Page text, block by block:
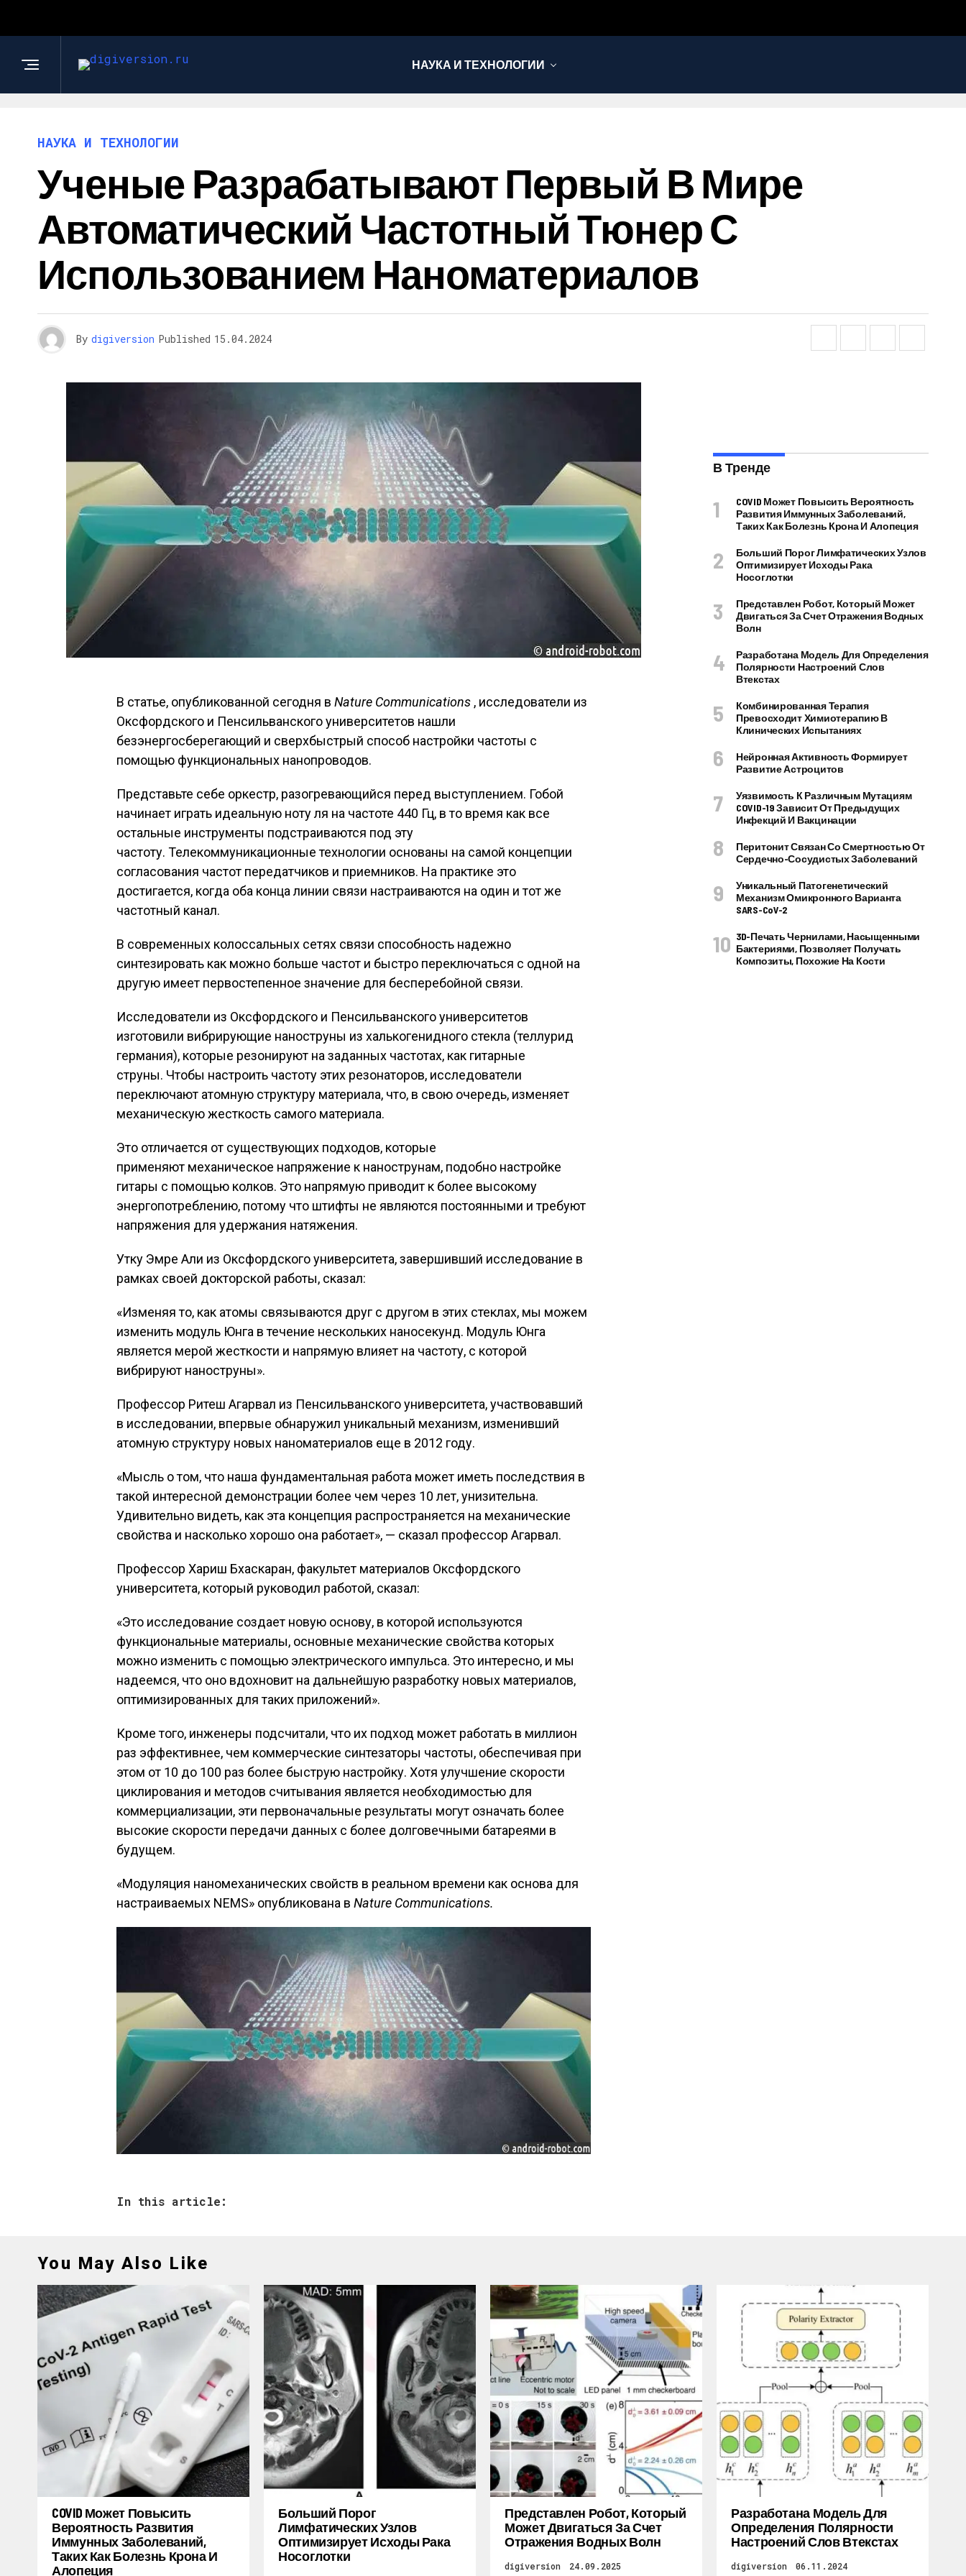
НАУКА И ТЕХНОЛОГИИ
НАУКА И ТЕХНОЛОГИИ
Ученые Разрабатывают Первый В Мире
Автоматический Частотный Тюнер С
Использованием Наноматериалов
By digiversion Published 15.04.2024
В статье, опубликованной сегодня в Nature Communications , исследователи из
Оксфордского и Пенсильванского университетов нашли
безэнергосберегающий и сверхбыстрый способ настройки частоты с
помощью функциональных нанопроводов.
Представьте себе оркестр, разогревающийся перед выступлением. Гобой
начинает играть идеальную ноту ля на частоте 440 Гц, в то время как все
остальные инструменты подстраиваются под эту
частоту. Телекоммуникационные технологии основаны на самой концепции
согласования частот передатчиков и приемников. На практике это
достигается, когда оба конца линии связи настраиваются на один и тот же
частотный канал.
В современных колоссальных сетях связи способность надежно
синтезировать как можно больше частот и быстро переключаться с одной на
другую имеет первостепенное значение для бесперебойной связи.
Исследователи из Оксфордского и Пенсильванского университетов
изготовили вибрирующие наноструны из халькогенидного стекла (теллурид
германия), которые резонируют на заданных частотах, как гитарные
струны. Чтобы настроить частоту этих резонаторов, исследователи
переключают атомную структуру материала, что, в свою очередь, изменяет
механическую жесткость самого материала.
Это отличается от существующих подходов, которые
применяют механическое напряжение к нанострунам, подобно настройке
гитары с помощью колков. Это напрямую приводит к более высокому
энергопотреблению, потому что штифты не являются постоянными и требуют
напряжения для удержания натяжения.
Утку Эмре Али из Оксфордского университета, завершивший исследование в
рамках своей докторской работы, сказал:
«Изменяя то, как атомы связываются друг с другом в этих стеклах, мы можем
изменить модуль Юнга в течение нескольких наносекунд. Модуль Юнга
является мерой жесткости и напрямую влияет на частоту, с которой
вибрируют наноструны».
Профессор Ритеш Агарвал из Пенсильванского университета, участвовавший
в исследовании, впервые обнаружил уникальный механизм, изменивший
атомную структуру новых наноматериалов еще в 2012 году.
«Мысль о том, что наша фундаментальная работа может иметь последствия в
такой интересной демонстрации более чем через 10 лет, унизительна.
Удивительно видеть, как эта концепция распространяется на механические
свойства и насколько хорошо она работает», — сказал профессор Агарвал.
Профессор Хариш Бхаскаран, факультет материалов Оксфордского
университета, который руководил работой, сказал:
«Это исследование создает новую основу, в которой используются
функциональные материалы, основные механические свойства которых
можно изменить с помощью электрического импульса. Это интересно, и мы
надеемся, что оно вдохновит на дальнейшую разработку новых материалов,
оптимизированных для таких приложений».
Кроме того, инженеры подсчитали, что их подход может работать в миллион
раз эффективнее, чем коммерческие синтезаторы частоты, обеспечивая при
этом от 10 до 100 раз более быструю настройку. Хотя улучшение скорости
циклирования и методов считывания является необходимостью для
коммерциализации, эти первоначальные результаты могут означать более
высокие скорости передачи данных с более долговечными батареями в
будущем.
«Модуляция наномеханических свойств в реальном времени как основа для
настраиваемых NEMS» опубликована в Nature Communications.
In this article:
В Тренде
COVID Может Повысить Вероятность
Развития Иммунных Заболеваний,
Таких Как Болезнь Крона И Алопеция
Больший Порог Лимфатических Узлов
Оптимизирует Исходы Рака
Носоглотки
Представлен Робот, Который Может
Двигаться За Счет Отражения Водных
Волн
Разработана Модель Для Определения
Полярности Настроений Слов
Втекстах
Комбинированная Терапия
Превосходит Химиотерапию В
Клинических Испытаниях
Нейронная Активность Формирует
Развитие Астроцитов
Уязвимость К Различным Мутациям
COVID-19 Зависит От Предыдущих
Инфекций И Вакцинации
Перитонит Связан Со Смертностью От
Сердечно-Сосудистых Заболеваний
Уникальный Патогенетический
Механизм Омикронного Варианта
SARS-CoV-2
3D-Печать Чернилами, Насыщенными
Бактериями, Позволяет Получать
Композиты, Похожие На Кости
You May Also Like
COVID Может Повысить
Вероятность Развития
Иммунных Заболеваний,
Таких Как Болезнь Крона И
Алопеция
Больший Порог
Лимфатических Узлов
Оптимизирует Исходы Рака
Носоглотки
Представлен Робот, Который
Может Двигаться За Счет
Отражения Водных Волн
digiversion 24.09.2025
Разработана Модель Для
Определения Полярности
Настроений Слов Втекстах
digiversion 06.11.2024